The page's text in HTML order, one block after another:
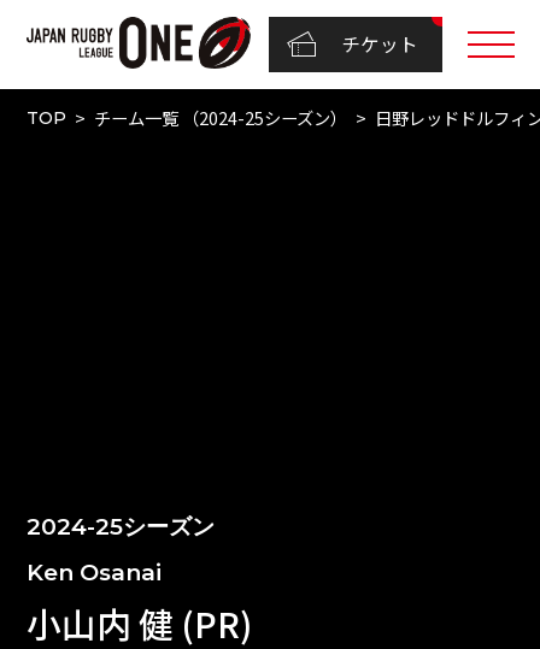
チケット
TOP チーム一覧 （2024-25シーズン） 日野レッドドルフィ
2024-25シーズン
Ken Osanai
小山内 健 (PR)